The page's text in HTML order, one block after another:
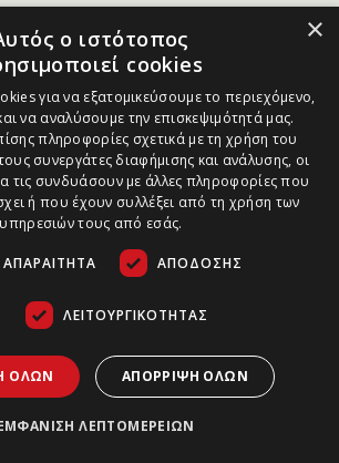
×
ο ιστότοπος
cookies
για να εξατομικεύσουμε το περιεχόμενο,
να αναλύσουμε την επισκεψιμότητά μας.
πληροφορίες σχετικά με τη χρήση του
συνεργάτες διαφήμισης και ανάλυσης, οι
τις συνδυάσουν με άλλες πληροφορίες που
ή που έχουν συλλέξει από τη χρήση των
υπηρεσιών τους από εσάς.
ΑΠΌΔΟΣΗΣ
ΛΕΙΤΟΥΡΓΙΚΌΤΗΤΑΣ
ΌΛΩΝ ΑΠΌΡΡΙΨΗ ΌΛΩΝ
ΛΕΠΤΟΜΕΡΕΙΏΝ